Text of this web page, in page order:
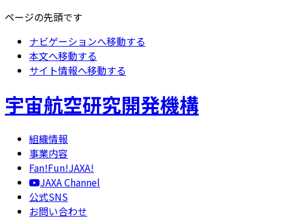
ページの先頭です
ナビゲーションへ移動する
本文へ移動する
サイト情報へ移動する
宇宙航空研究開発機構
組織情報
事業内容
Fan!Fun!JAXA!
JAXA Channel
公式SNS
お問い合わせ